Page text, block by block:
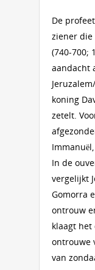
De
ziener
(740-700;
aandacht
koning
zetelt.
In de
vergelijkt
Gomorra
ontrouw
klaagt het
ontrouwe
van